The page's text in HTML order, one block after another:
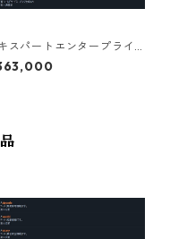
スパートエンタープライ
ブスクリプションライセ
1年 法人（過去3年平均年